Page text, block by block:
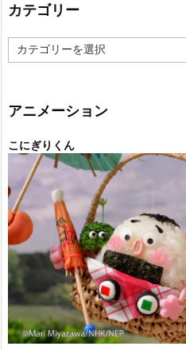
カテゴリー
テ
ー
アニメーション
こにぎりくん